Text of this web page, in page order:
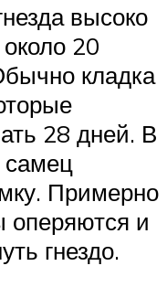
высоко
20
кладка
28 дней. В
Примерно
оперяются и
гнездо.